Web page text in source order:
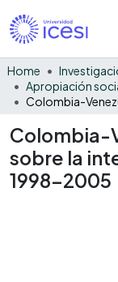
Home
Colombia-
sobre la
1998-2005